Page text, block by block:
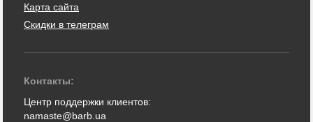
Карта сайта
Скидки в телеграм
Контакты:
Центр поддержки клиентов:
namaste@barb.ua